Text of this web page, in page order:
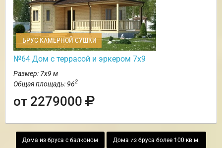
БРУС КАМЕРНОЙ СУШКИ
№64 Дом с террасой и эркером 7х9
Размер: 7х9 м
Общая площадь: 962
от 2279000
Дома из бруса с балконом Дома из бруса более 100 кв.м.